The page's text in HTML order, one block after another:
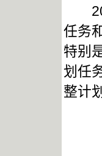
任务
特别
划任
整计